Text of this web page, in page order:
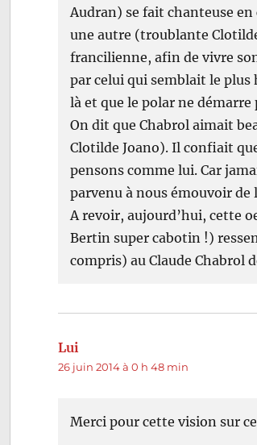
Audran) se fait chanteuse
une autre (troublante
francilienne, afin de vivre
par celui qui semblait le plus
là et que le polar ne démarre
On dit que Chabrol aimait
Clotilde Joano). Il confiait
pensons comme lui. Car
parvenu à nous émouvoir de
A revoir, aujourd’hui, cette
Bertin super cabotin !)
compris) au Claude Chabrol
Lui
26 juin 2014 à 0 h 48 min
Merci pour cette vision sur